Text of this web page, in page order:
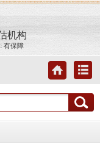
机构
有保障